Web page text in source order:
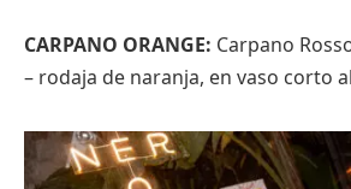
CARPANO ORANGE: Carpano
– rodaja de naranja, en vaso corto